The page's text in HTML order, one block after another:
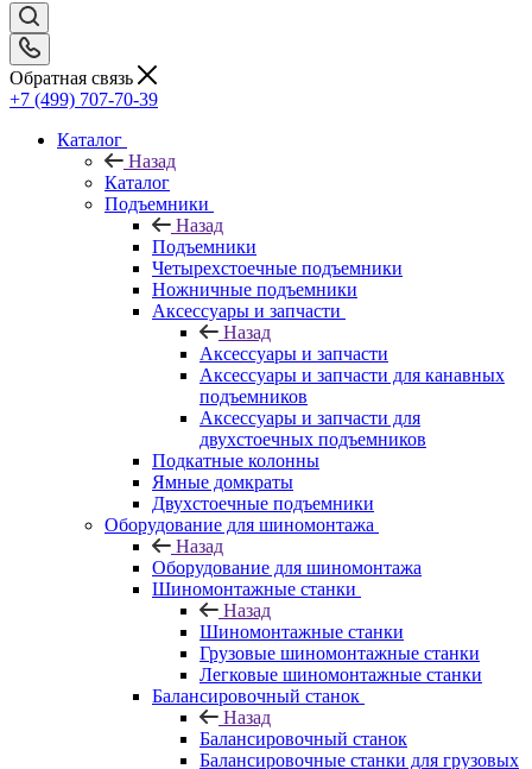
Обратная связь
+7 (499) 707-70-39
Каталог
Назад
Каталог
Подъемники
Назад
Подъемники
Четырехстоечные подъемники
Ножничные подъемники
Аксессуары и запчасти
Назад
Аксессуары и запчасти
Аксессуары и запчасти для канавных
подъемников
Аксессуары и запчасти для
двухстоечных подъемников
Подкатные колонны
Ямные домкраты
Двухстоечные подъемники
Оборудование для шиномонтажа
Назад
Оборудование для шиномонтажа
Шиномонтажные станки
Назад
Шиномонтажные станки
Грузовые шиномонтажные станки
Легковые шиномонтажные станки
Балансировочный станок
Назад
Балансировочный станок
Балансировочные станки для грузовых